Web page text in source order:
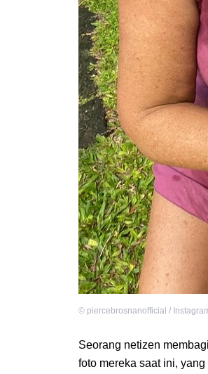
© piercebrosnanofficial /
Seorang netizen
foto mereka saat ini,